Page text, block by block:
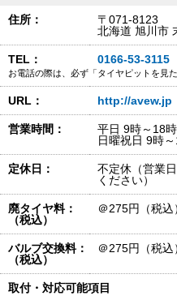
住所：
〒071-8123
北海道 旭川市
TEL： 0166-53-3115
お電話の際は、必ず「タイヤピットを見
URL： http://avew.jp
営業時間：
平日 9時～18時
日曜祝日 9時
定休日：
不定休（営業
ください）
廃タイヤ料：
（税込）
＠275円（税込
バルブ交換料：
（税込）
＠275円（税込
取付・対応可能項目